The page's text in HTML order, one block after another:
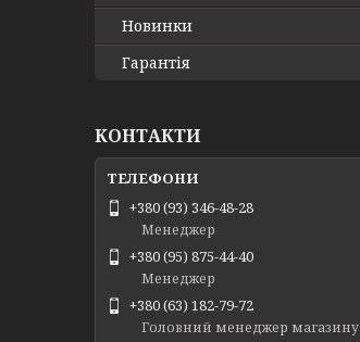
Новинки
Гарантія
КОНТАКТИ
+380 (93) 346-48-28
Менеджер
+380 (95) 875-44-40
Менеджер
+380 (63) 182-79-72
Головний менеджер магазину